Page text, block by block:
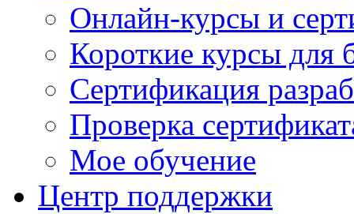
Онлайн-курсы и
Короткие курсы для
Сертификация
Проверка
Мое обучение
Центр поддержки